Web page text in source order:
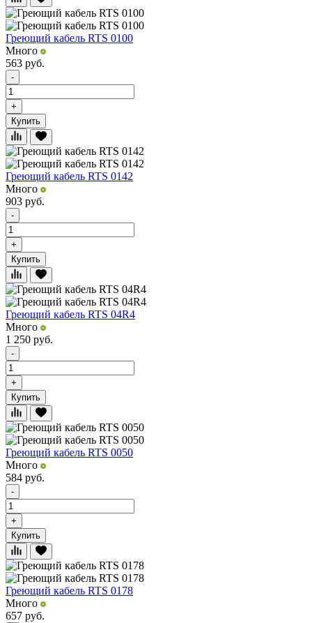
Греющий кабель RTS 0100
Много
563 руб.
-
+
Купить
Греющий кабель RTS 0142
Много
903 руб.
-
+
Купить
Греющий кабель RTS 04R4
Много
1 250 руб.
-
+
Купить
Греющий кабель RTS 0050
Много
584 руб.
-
+
Купить
Греющий кабель RTS 0178
Много
657 руб.